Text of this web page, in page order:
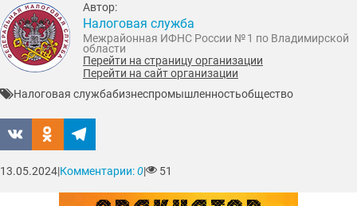
Автор:
Налоговая служба
Межрайонная ИФНС России № 1 по Владимирской
области
Перейти на страницу организации
Перейти на сайт организации
Налоговая службабизнеспромышленностьобщество
13.05.2024|Комментарии:0| 51